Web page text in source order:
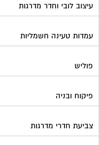
עיצוב לובי וחדר מדרגות
עמדות טעינה חשמליות
פוליש
פיקוח ובניה
צביעת חדרי מדרגות